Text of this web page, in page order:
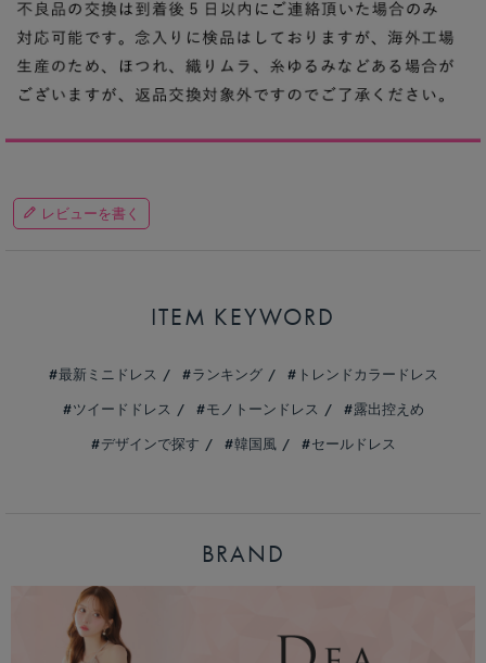
レビューを書く
ITEM KEYWORD
最新ミニドレス ランキング
トレンドカラードレス
ツイードドレス
モノトーンドレス
露出控えめ
デザインで探す
韓国風 セールドレス
BRAND